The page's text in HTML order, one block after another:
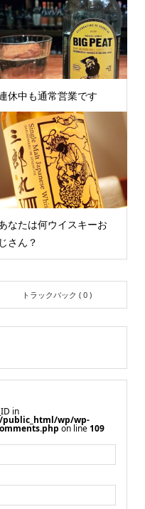
休中も通常営業です
なたは何ウイスキーお
じさん？
トラックバック ( 0 )
in
public_html/wp/wp-
on line109